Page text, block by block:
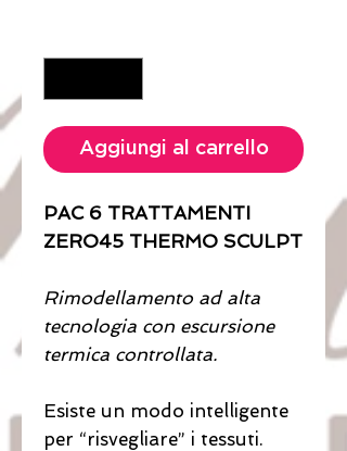
Aggiungi al carrello
PAC 6 TRATTAMENTI
ZERO45 THERMO SCULPT
Rimodellamento ad alta
tecnologia con escursione
termica controllata.
Esiste un modo intelligente
per “risvegliare” i tessuti.